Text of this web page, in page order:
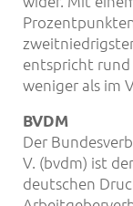
entspricht
weniger als im
BVDM
Der
V. (bvdm) ist
deutschen